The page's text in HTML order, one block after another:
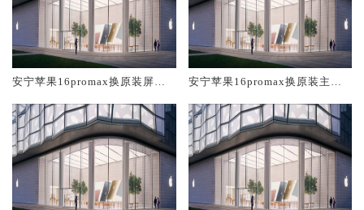
安宁苹果16promax换原装屏幕
安宁苹果16promax换原装主板